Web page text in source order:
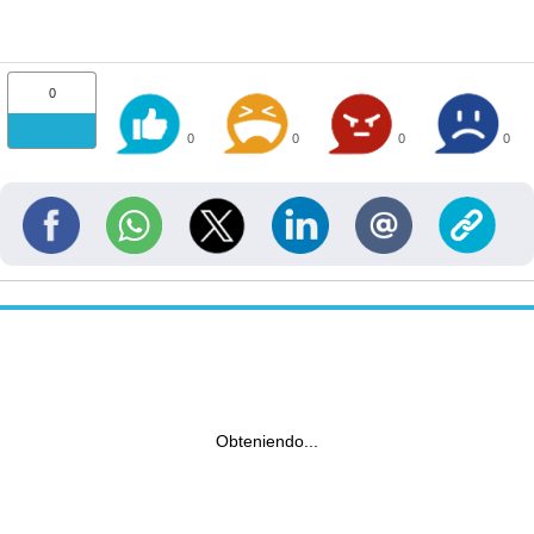
0
0 0 0 0
Obteniendo...